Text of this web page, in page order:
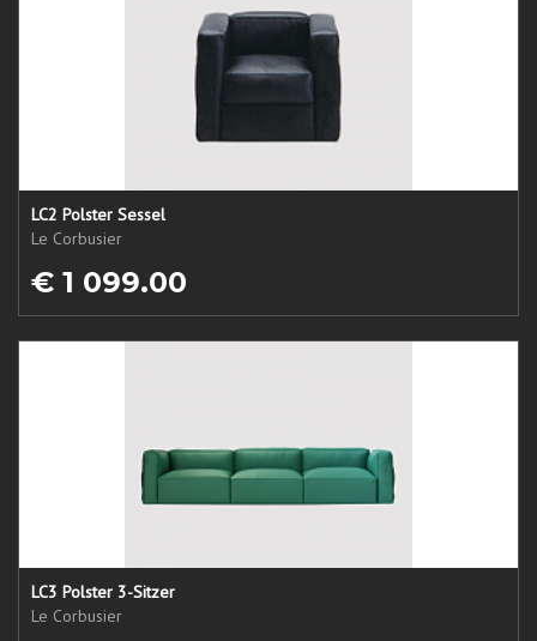
LC2 Polster Sessel
Le Corbusier
€ 1 099.00
LC3 Polster 3-Sitzer
Le Corbusier